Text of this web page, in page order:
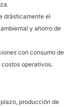
drásticamente el
y ahorro de
con consumo de
operativos.
producción de